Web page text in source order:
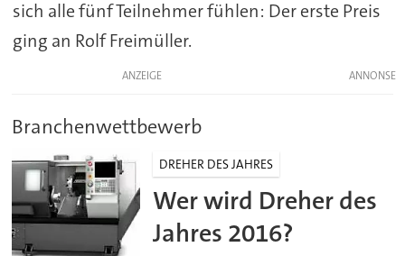
sich alle fünf Teilnehmer fühlen: Der erste Preis
ging an Rolf Freimüller.
ANZEIGE
Branchenwettbewerb
DREHER DES JAHRES
Wer wird Dreher des
Jahres 2016?